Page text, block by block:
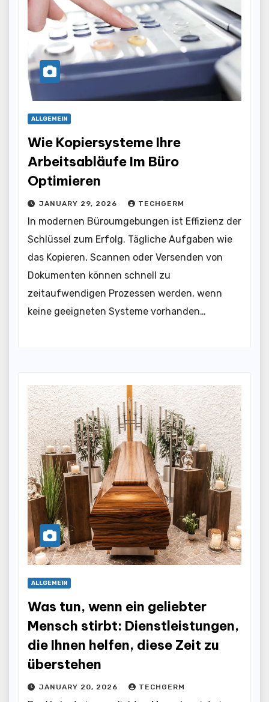
ALLGEMEIN
Wie Kopiersysteme Ihre
Arbeitsabläufe Im Büro
Optimieren
JANUARY 29, 2026 TECHGERM
In modernen Büroumgebungen ist Effizienz der
Schlüssel zum Erfolg. Tägliche Aufgaben wie
das Kopieren, Scannen oder Versenden von
Dokumenten können schnell zu
zeitaufwendigen Prozessen werden, wenn
keine geeigneten Systeme vorhanden…
ALLGEMEIN
Was tun, wenn ein geliebter
Mensch stirbt: Dienstleistungen,
die Ihnen helfen, diese Zeit zu
überstehen
JANUARY 20, 2026 TECHGERM